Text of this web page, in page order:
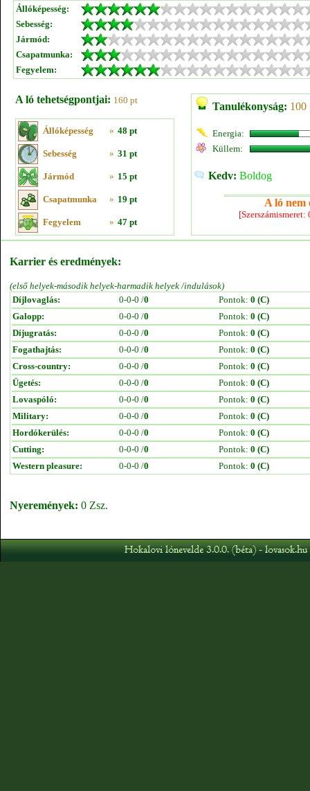
Állóképesség:
Sebesség:
Jármód:
Csapatmunka:
Fegyelem:
A ló tehetségpontjai: 160 pt
Állóképesség » 48 pt
Sebesség » 31 pt
Jármód » 15 pt
Csapatmunka » 19 pt
Fegyelem » 47 pt
Tanulékonyság: 100
Energia:
Küllem:
Kedv: Boldog
A ló nem
Karrier és eredmények:
(első helyek-második helyek-harmadik helyek /indulások)
Díjlovaglás:
0-0-0 /0 Pontok: 0 (C)
Galopp:
0-0-0 /0 Pontok: 0 (C)
Díjugratás:
0-0-0 /0 Pontok: 0 (C)
Fogathajtás:
0-0-0 /0 Pontok: 0 (C)
Cross-country:
0-0-0 /0 Pontok: 0 (C)
Ügetés:
0-0-0 /0 Pontok: 0 (C)
Lovaspóló:
0-0-0 /0 Pontok: 0 (C)
Military:
0-0-0 /0 Pontok: 0 (C)
Hordókerülés:
0-0-0 /0 Pontok: 0 (C)
Cutting:
0-0-0 /0 Pontok: 0 (C)
Western pleasure:
0-0-0 /0 Pontok: 0 (C)
Nyeremények: 0 Zsz.